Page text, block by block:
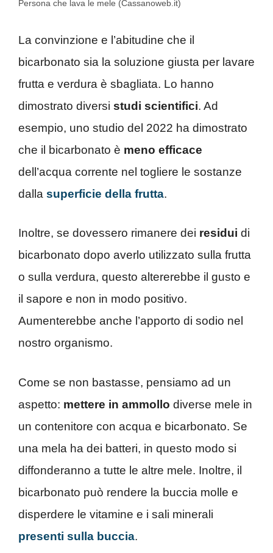
Persona che lava le mele (Cassanoweb.it)
La convinzione e l’abitudine che il
bicarbonato sia la soluzione giusta per lavare
frutta e verdura è sbagliata. Lo hanno
dimostrato diversi studi scientifici. Ad
esempio, uno studio del 2022 ha dimostrato
che il bicarbonato è meno efficace
dell’acqua corrente nel togliere le sostanze
dalla superficie della frutta.
Inoltre, se dovessero rimanere dei residui di
bicarbonato dopo averlo utilizzato sulla frutta
o sulla verdura, questo altererebbe il gusto e
il sapore e non in modo positivo.
Aumenterebbe anche l’apporto di sodio nel
nostro organismo.
Come se non bastasse, pensiamo ad un
aspetto: mettere in ammollo diverse mele in
un contenitore con acqua e bicarbonato. Se
una mela ha dei batteri, in questo modo si
diffonderanno a tutte le altre mele. Inoltre, il
bicarbonato può rendere la buccia molle e
disperdere le vitamine e i sali minerali
presenti sulla buccia.